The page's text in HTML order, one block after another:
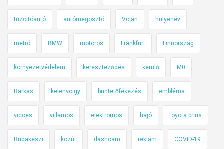
z
é
e
s
é
tűzoltóautó autómegosztó Volán hülyenév
metró BMW motoros Frankfurt Finnország
környezetvédelem kereszteződés kerülő M0
Barkas kelenvölgy büntetőfékezés embléma
vicces villamos elektromos hajó toyota prius
Budakeszi közút dashcam reklám COVID-19